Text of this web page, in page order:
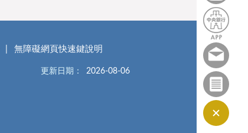
無障礙網頁快速鍵說明
更新日期： 2026-08-06